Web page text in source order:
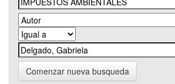
Comenzar nueva busqueda